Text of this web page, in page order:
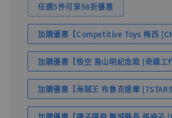
任選5件可享98折優惠
加購優惠【Competitive Toys 梅西
加購優惠【悟空 鳥山明紀念款 [奇蹟工
加購優惠【海賊王 布魯克達摩